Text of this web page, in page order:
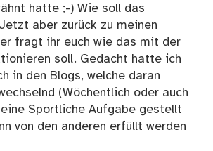
hatte ;-) Wie soll das
aber zurück zu meinen
fragt ihr euch wie das mit der
soll. Gedacht hatte ich
in den Blogs, welche daran
(Wöchentlich oder auch
Sportliche Aufgabe gestellt
von den anderen erfüllt werden